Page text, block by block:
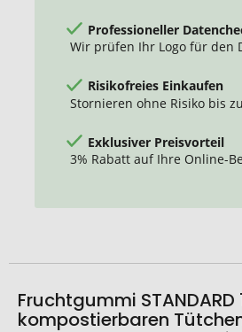
Professioneller
Wir prüfen Ihr Logo für den
Risikofreies Einkaufen
Stornieren ohne Risiko bis
Exklusiver Preisvorteil
3% Rabatt auf Ihre Online-
Fruchtgummi STANDARD
kompostierbaren